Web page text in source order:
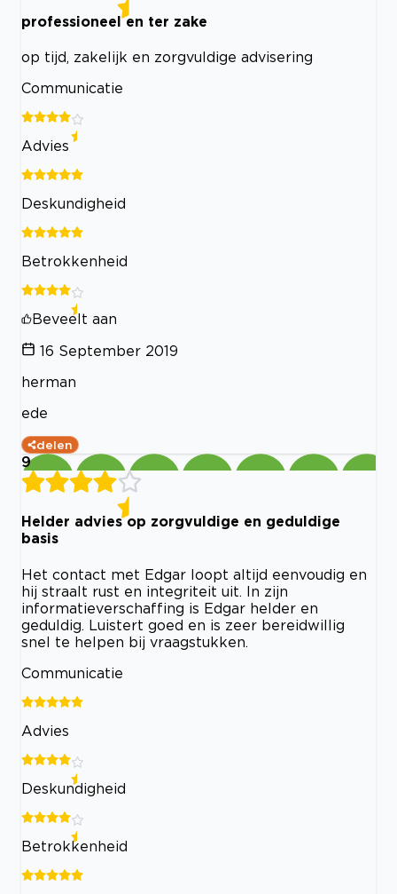
professioneel en ter zake
op tijd, zakelijk en zorgvuldige advisering
Communicatie
Advies
Deskundigheid
Betrokkenheid
Beveelt aan
16 September 2019
herman
ede
delen
9
Helder advies op zorgvuldige en geduldige
basis
Het contact met Edgar loopt altijd eenvoudig en
hij straalt rust en integriteit uit. In zijn
informatieverschaffing is Edgar helder en
geduldig. Luistert goed en is zeer bereidwillig
snel te helpen bij vraagstukken.
Communicatie
Advies
Deskundigheid
Betrokkenheid